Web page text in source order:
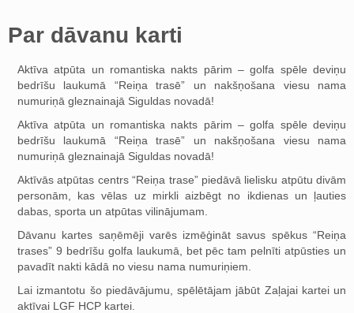
Par dāvanu karti
Aktīva atpūta un romantiska nakts pārim – golfa spēle deviņu
bedrīšu laukumā “Reiņa trasē” un nakšņošana viesu nama
numuriņā gleznainajā Siguldas novadā!
Aktīva atpūta un romantiska nakts pārim – golfa spēle deviņu
bedrīšu laukumā “Reiņa trasē” un nakšņošana viesu nama
numuriņā gleznainajā Siguldas novadā!
Aktīvās atpūtas centrs “Reiņa trase” piedāvā lielisku atpūtu divām
personām, kas vēlas uz mirkli aizbēgt no ikdienas un ļauties
dabas, sporta un atpūtas vilinājumam.
Dāvanu kartes saņēmēji varēs izmēģināt savus spēkus “Reiņa
trases” 9 bedrīšu golfa laukumā, bet pēc tam pelnīti atpūsties un
pavadīt nakti kādā no viesu nama numuriņiem.
Lai izmantotu šo piedāvājumu, spēlētājam jābūt Zaļajai kartei un
aktīvai LGF HCP kartei.